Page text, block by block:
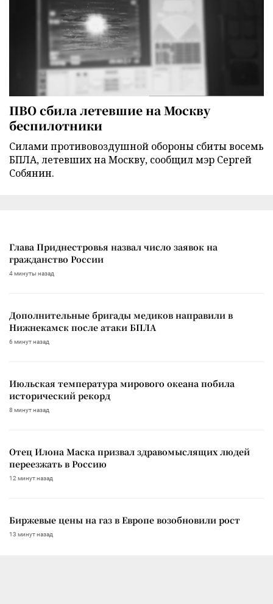
ПВО сбила летевшие на Москву
беспилотники
Силами противовоздушной обороны сбиты восемь
БПЛА, летевших на Москву, сообщил мэр Сергей
Собянин.
Глава Приднестровья назвал число заявок на
гражданство России
4 минуты назад
Дополнительные бригады медиков направили в
Нижнекамск после атаки БПЛА
6 минут назад
Июльская температура мирового океана побила
исторический рекорд
8 минут назад
Отец Илона Маска призвал здравомыслящих людей
переезжать в Россию
12 минут назад
Биржевые цены на газ в Европе возобновили рост
13 минут назад